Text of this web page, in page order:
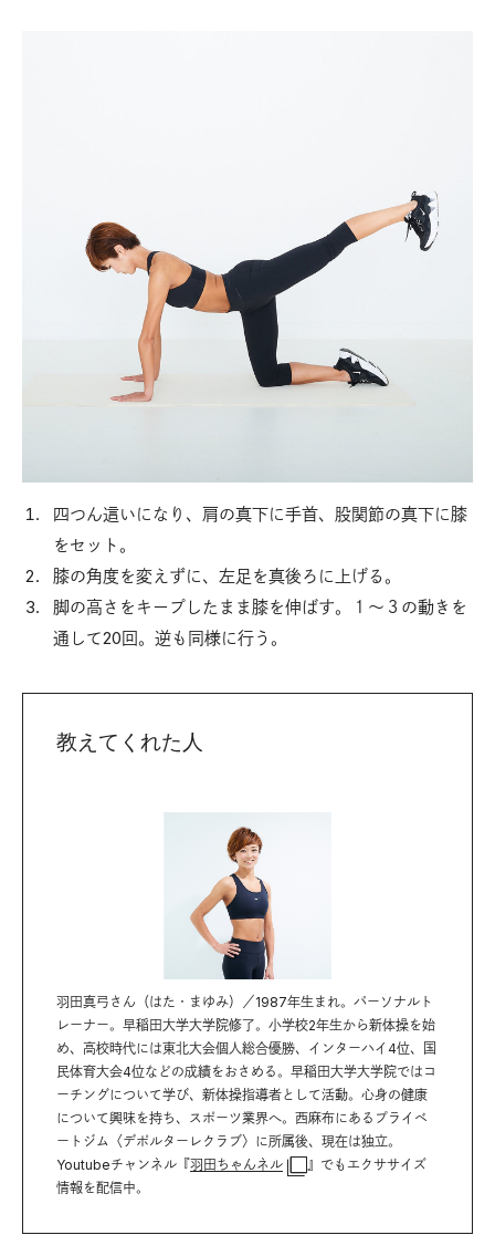
四つん這いになり、肩の真下に手首、股関節の真下に膝
をセット。
膝の角度を変えずに、左足を真後ろに上げる。
脚の高さをキープしたまま膝を伸ばす。１〜３の動きを
通して20回。逆も同様に行う。
教えてくれた人
羽田真弓さん（はた・まゆみ）／1987年生まれ。パーソナルト
レーナー。早稲田大学大学院修了。小学校2年生から新体操を始
め、高校時代には東北大会個人総合優勝、インターハイ4位、国
民体育大会4位などの成績をおさめる。早稲田大学大学院ではコ
ーチングについて学び、新体操指導者として活動。心身の健康
について興味を持ち、スポーツ業界へ。西麻布にあるプライベ
ートジム〈デポルターレクラブ〉に所属後、現在は独立。
Youtubeチャンネル『羽田ちゃんネル
』でもエクササイズ
情報を配信中。